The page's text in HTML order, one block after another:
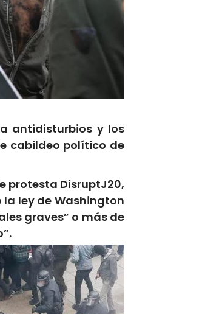
antidisturbios y los
cabildeo político de
protesta DisruptJ20,
ley de Washington
graves” o más de